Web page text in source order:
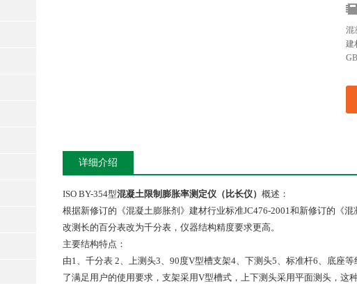
混
建
详细介绍
ISO BY-354型混凝土限制膨胀率测定仪（比长仪） 概述：
根据新修订的《混凝土膨胀剂》建材行业标准JC476-2001和新修订的《
改测长的百分表改为千分表，仪器结构精度要求更高。
主要结构特点：
由1、千分表 2、上测头3、90度V型槽支架4、下测头5、标准杆6、底座
了满足用户的使用要求，支架采用V型槽式，上下测头采用平面测头，这